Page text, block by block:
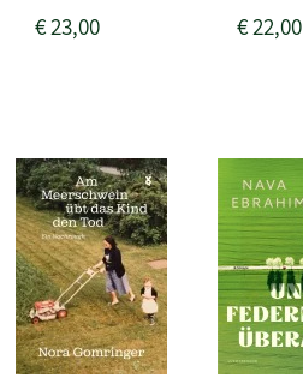
€23,00 €22,00